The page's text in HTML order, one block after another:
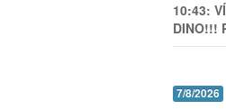
10:43:
DINO!!!
7/8/2026